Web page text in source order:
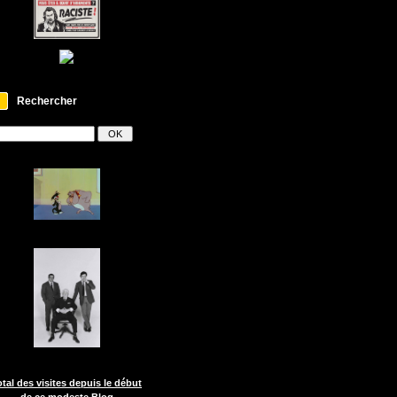
Rechercher
des visites depuis le début